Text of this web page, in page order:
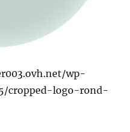
wp-
cropped-logo-rond-